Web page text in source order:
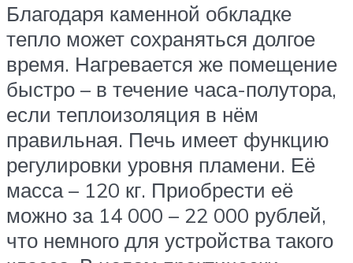
Благодаря каменной обкладке
тепло может сохраняться долгое
время. Нагревается же помещение
быстро – в течение часа-полутора,
если теплоизоляция в нём
правильная. Печь имеет функцию
регулировки уровня пламени. Её
масса – 120 кг. Приобрести её
можно за 14 000 – 22 000 рублей,
что немного для устройства такого